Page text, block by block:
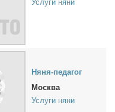
Услуги няни
Ня­ня-пе­да­гог
Москва
Услуги няни